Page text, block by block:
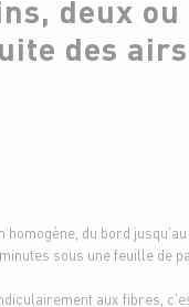
deux
des
du bord
sous une feuille de
aux fibres,